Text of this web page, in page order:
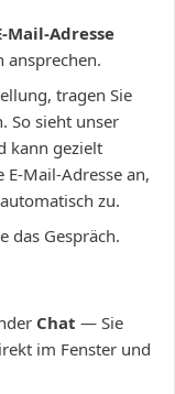
Mail-Adresse
ansprechen.
tragen Sie
So sieht unser
kann gezielt
E-Mail-Adresse an,
zu.
das Gespräch.
Chat — Sie
im Fenster und